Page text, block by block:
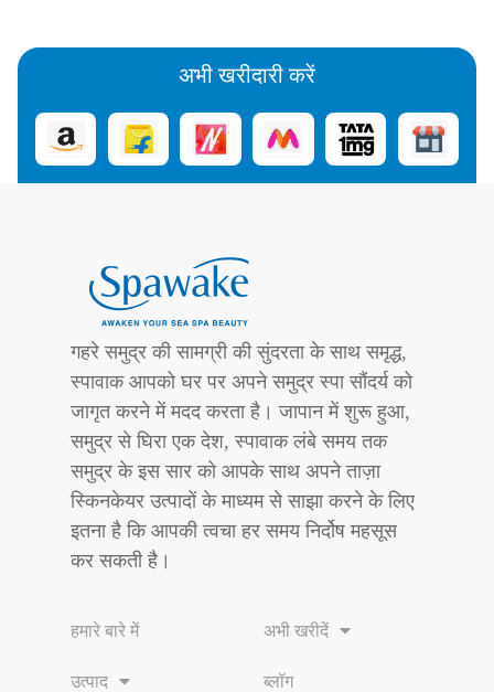
अभी खरीदारी करें
गहरे समुद्र की सामग्री की सुंदरता के साथ समृद्ध,
स्पावाक आपको घर पर अपने समुद्र स्पा सौंदर्य को
जागृत करने में मदद करता है। जापान में शुरू हुआ,
समुद्र से घिरा एक देश, स्पावाक लंबे समय तक
समुद्र के इस सार को आपके साथ अपने ताज़ा
स्किनकेयर उत्पादों के माध्यम से साझा करने के लिए
इतना है कि आपकी त्वचा हर समय निर्दोष महसूस
कर सकती है।
हमारे बारे में
उत्पाद
अभी खरीदें
ब्लॉग